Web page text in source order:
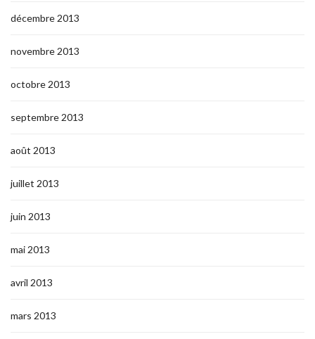
décembre 2013
novembre 2013
octobre 2013
septembre 2013
août 2013
juillet 2013
juin 2013
mai 2013
avril 2013
mars 2013